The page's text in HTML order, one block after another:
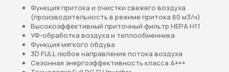
Функция притока и очистки свежего воздуха
(производительность в режиме притока 60 м3/ч)
Высокоэффективный приточный фильтр НЕРА Н11
УФ-обработка воздуха и теплообменника
Функция мягкого обдува
3D FULL любое направление потока воздуха
Сезонная энергоэффективность класса А+++